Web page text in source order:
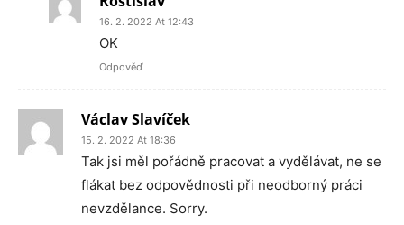
16. 2. 2022 At 12:43
OK
Odpověď
Václav Slavíček
15. 2. 2022 At 18:36
Tak jsi měl pořádně pracovat a vydělávat, ne se
flákat bez odpovědnosti při neodborný práci
nevzdělance. Sorry.